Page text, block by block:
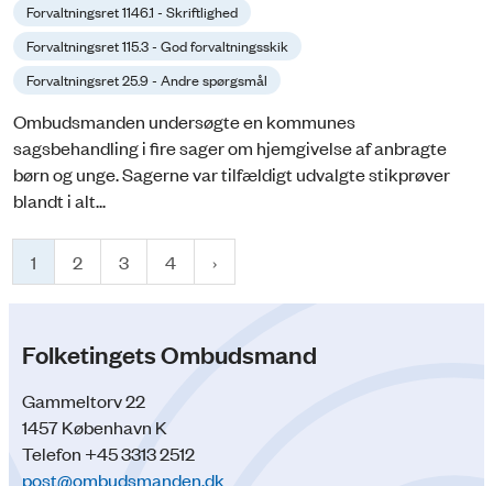
Forvaltningsret 1146.1 - Skriftlighed
Forvaltningsret 115.3 - God forvaltningsskik
Forvaltningsret 25.9 - Andre spørgsmål
Ombudsmanden undersøgte en kommunes
sagsbehandling i fire sager om hjemgivelse af anbragte
børn og unge. Sagerne var tilfældigt udvalgte stikprøver
blandt i alt...
1 2 3 4
Folketingets Ombudsmand
Gammeltorv 22
1457 København K
Telefon +45 3313 2512
post@ombudsmanden.dk